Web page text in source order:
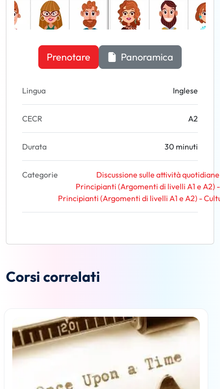
Prenotare Panoramica
Lingua Inglese
CECR A2
Durata 30 minuti
Categorie
Discussione sulle attività
Principianti (Argomenti di livelli A1 e A2)
Principianti (Argomenti di livelli A1 e A2) -
Corsi correlati